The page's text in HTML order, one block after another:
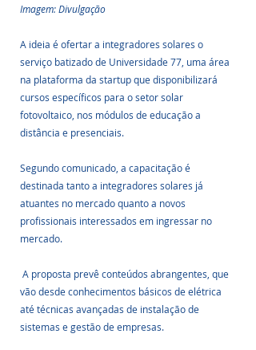
Imagem: Divulgação
A ideia é ofertar a integradores solares o
serviço batizado de Universidade 77, uma área
na plataforma da startup que disponibilizará
cursos específicos para o setor solar
fotovoltaico, nos módulos de educação a
distância e presenciais.
Segundo comunicado, a capacitação é
destinada tanto a integradores solares já
atuantes no mercado quanto a novos
profissionais interessados em ingressar no
mercado.
vão desde conhecimentos básicos de elétrica
até técnicas avançadas de instalação de
sistemas e gestão de empresas.